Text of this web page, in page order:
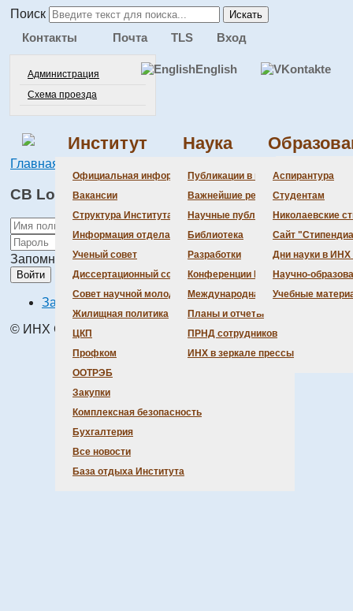
Поиск Искать
Контакты
Администрация
Схема проезда
Почта TLS Вход
English
Институт
Официальная информация
Бланки
История
Локальные
Вакансии
Структура Института
Информация отдела кадров
Ученый совет
Состав
Повестка
Информация
Диссертационный совет
Состав
Даты защит
Шифры
Совет научной молодежи
Состав СНМ
Жилищная политика
ЦКП
Профком
ООТРЭБ
Закупки
Комплексная безопасность
Бухгалтерия
Все новости
Новости
Награды
База отдыха Института
Наука
Публикации в ведущих журналах
Важнейшие результаты
Научные публикации сотрудников
Библиотека
Разработки
Конференции Института
Международная деятельность
Планы и отчеты
ПРНД сотрудников
ИНХ в зеркале прессы
Аспирантура
Студентам
Николаевские
Сайт
Дни науки в
Научно-
Учебные
Главная
CB Login
Запомнить меня
Войти
Забыли данные входа?
© ИНХ СО РАН 1998 – 2026 г.